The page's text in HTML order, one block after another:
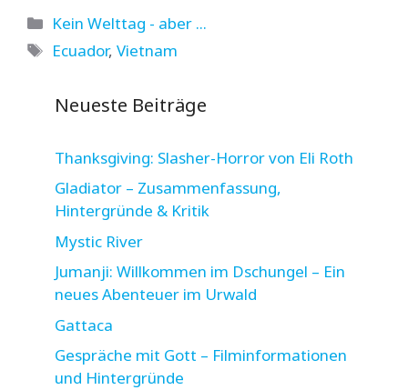
Kategorien
Kein Welttag - aber ...
Schlagwörter
Ecuador,Vietnam
Neueste Beiträge
Thanksgiving: Slasher-Horror von Eli Roth
Gladiator – Zusammenfassung,
Hintergründe & Kritik
Mystic River
Jumanji: Willkommen im Dschungel – Ein
neues Abenteuer im Urwald
Gattaca
Gespräche mit Gott – Filminformationen
und Hintergründe